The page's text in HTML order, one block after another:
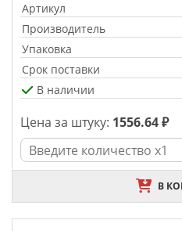
Артикул
Производитель
Упаковка
Срок поставки
В наличии
Цена за штуку: 1556.64 ₽
В